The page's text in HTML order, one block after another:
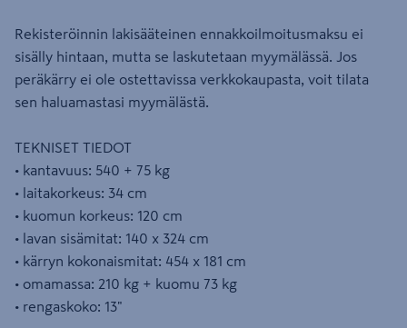
Rekisteröinnin lakisääteinen ennakkoilmoitusmaksu ei
sisälly hintaan, mutta se laskutetaan myymälässä. Jos
peräkärry ei ole ostettavissa verkkokaupasta, voit tilata
sen haluamastasi myymälästä.
TEKNISET TIEDOT
• kantavuus: 540 + 75 kg
• laitakorkeus: 34 cm
• kuomun korkeus: 120 cm
• lavan sisämitat: 140 x 324 cm
• kärryn kokonaismitat: 454 x 181 cm
• omamassa: 210 kg + kuomu 73 kg
• rengaskoko: 13"